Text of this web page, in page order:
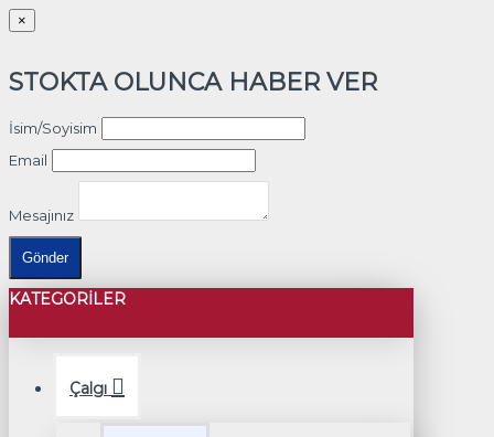
×
STOKTA OLUNCA HABER VER
İsim/Soyisim
Email
Mesajınız
Gönder
KATEGORILER
Çalgı